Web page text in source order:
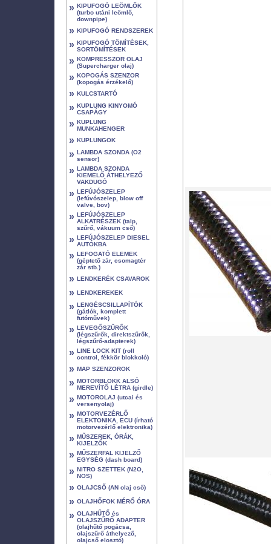
» KIPUFOGÓ LEÖMLŐK
(turbo utáni leömlő,
downpipe)
» KIPUFOGÓ RENDSZEREK
» KIPUFOGÓ TÖMÍTÉSEK,
SORTÖMÍTÉSEK
» KOMPRESSZOR OLAJ
(Supercharger olaj)
» KOPOGÁS SZENZOR
(kopogás érzékelő)
» KULCSTARTÓ
» KUPLUNG KINYOMÓ
CSAPÁGY
» KUPLUNG
MUNKAHENGER
» KUPLUNGOK
» LAMBDA SZONDA (O2
sensor)
» LAMBDA SZONDA
KIEMELŐ ÁTHELYEZŐ
VAKDUGÓ
» LEFÚJÓSZELEP
(lefúvószelep, blow off
valve, bov)
» LEFÚJÓSZELEP
ALKATRÉSZEK (talp,
szűrő, vákuum cső)
» LEFÚJÓSZELEP DIESEL
AUTÓKBA
» LEFOGATÓ ELEMEK
(géptető zár, csomagtér
zár stb.)
» LENDKERÉK CSAVAROK
» LENDKEREKEK
» LENGÉSCSILLAPÍTÓK
(gátlók, komplett
futóművek)
» LEVEGŐSZŰRŐK
(légszűrők, direktszűrők,
légszűrő-adapterek)
» LINE LOCK KIT (roll
control, fékkör blokkoló)
» MAP SZENZOROK
» MOTORBLOKK ALSÓ
MEREVÍTŐ LÉTRA (girdle)
» MOTOROLAJ (utcai és
versenyolaj)
» MOTORVEZÉRLŐ
ELEKTONIKA, ECU (írható
motorvezérlő elektronika)
» MŰSZEREK, ÓRÁK,
KIJELZŐK
» MŰSZERFAL KIJELZŐ
EGYSÉG (dash board)
» NITRO SZETTEK (N2O,
NOS)
» OLAJCSŐ (AN olaj cső)
» OLAJHŐFOK MÉRŐ ÓRA
» OLAJHŰTŐ és
OLAJSZŰRŐ ADAPTER
(olajhűtő pogácsa,
olajszűrő áthelyező,
olajcső elosztó)